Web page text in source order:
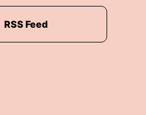
RSS Feed